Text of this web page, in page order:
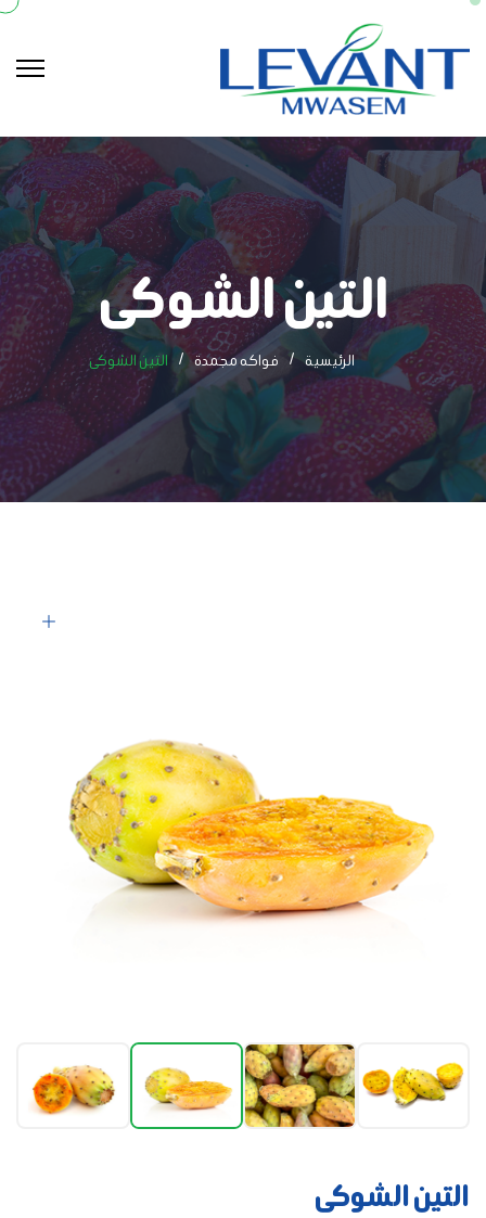
التين الشوكى
الرئيسية فواكه مجمدة التين الشوكى
التين الشوكى